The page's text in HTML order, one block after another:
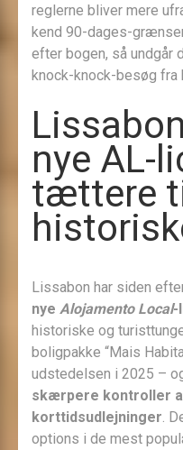
reglerne bliver mere
kend 90-dages-
efter bogen, så undgår
knock-knock-besøg fra
nye AL-
tættere
Lissabon har siden
nye Alojamento Local-
historiske og
boligpakke “Mais
udstedelsen i 2025 –
skærpere kontroller
korttidsudlejninger .
options i de mest